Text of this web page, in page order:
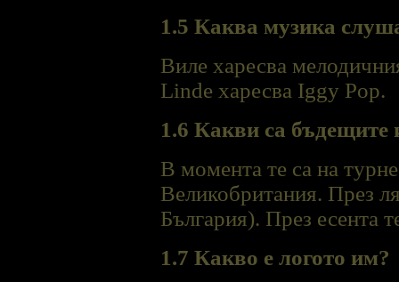
1.5 Каква музика
Виле харесва
Linde харесва Iggy Pop.
1.6 Какви са бъдещите
В момента те са на
Великобритания. През
България). През есента
1.7 Какво е логото им?